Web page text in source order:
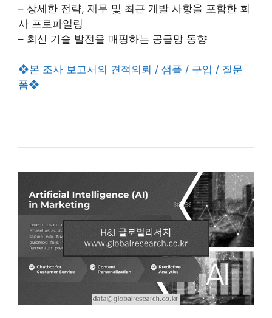
– 상세한 전략, 재무 및 최근 개발 사항을 포함한 회
사 프로파일링
– 최신 기술 발전을 매핑하는 공급망 동향
❖본 조사 보고서의 견적의뢰 / 샘플 / 구입 / 질문
폼❖